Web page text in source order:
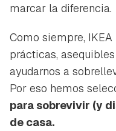
marcar la diferencia.
Como siempre,
prácticas,
ayudarnos a
Por eso hemos
para sobrevivir (y
de casa.